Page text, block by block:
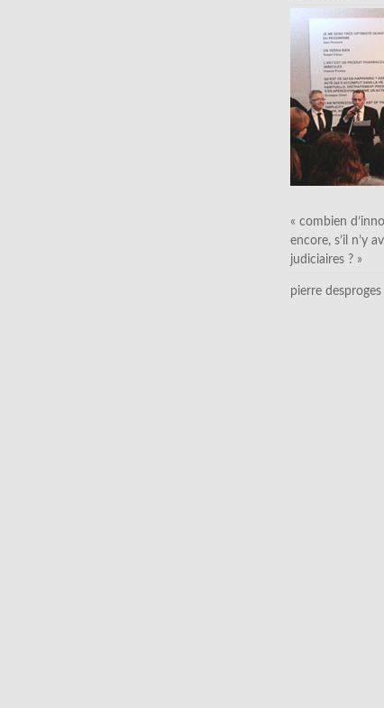
« combien
encore, s’il n’y
judiciaires ? »
pierre desproges